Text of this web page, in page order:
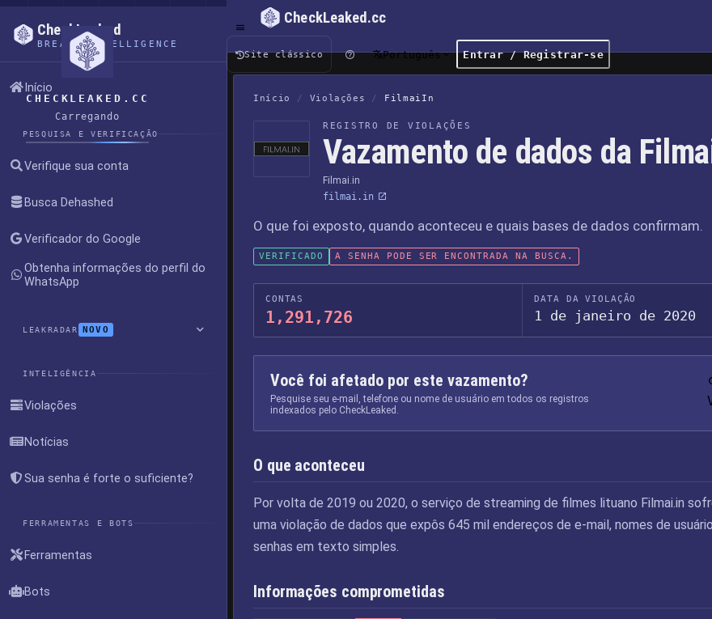
CHECKLEAKED.CC
Carregando
CheckLeaked
BREACH INTELLIGENCE
Início
PESQUISA E VERIFICAÇÃO
Verifique sua conta
Busca Dehashed
Verificador do Google
Obtenha informações do perfil do
WhatsApp
LEAKRADAR NOVO
INTELIGÊNCIA
Violações
Notícias
Sua senha é forte o suficiente?
FERRAMENTAS E BOTS
Ferramentas
Bots
CheckLeaked.cc
Site clássico Português Entrar / Registrar-se
Início / Violações / FilmaiIn
REGISTRO DE VIOLAÇÕES
Vazamento de dados da
Filmai.in
filmai.in
O que foi exposto, quando aconteceu e quais bases de dados confirmam.
VERIFICADO A SENHA PODE SER ENCONTRADA NA BUSCA.
CONTAS
1,291,726
DATA DA VIOLAÇÃO
1 de janeiro de 2020
Você foi afetado por este vazamento?
Pesquise seu e-mail, telefone ou nome de usuário em todos os registros
indexados pelo CheckLeaked.
O que aconteceu
Por volta de 2019 ou 2020, o serviço de streaming de filmes lituano Filmai.in
uma violação de dados que expôs 645 mil endereços de e-mail, nomes de
senhas em texto simples.
Informações comprometidas